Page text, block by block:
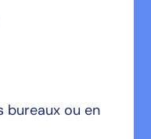
bureaux ou en